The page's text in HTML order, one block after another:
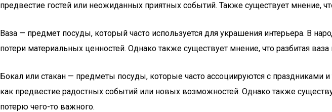
предвестие гостей или неожиданных приятных событий. Также существует мнение,
Ваза — предмет посуды, который часто используется для украшения интерьера. В
потери материальных ценностей. Однако также существует мнение, что разбитая
Бокал или стакан — предметы посуды, которые часто ассоциируются с праздниками
как предвестие радостных событий или новых возможностей. Однако также
потерю чего-то важного.